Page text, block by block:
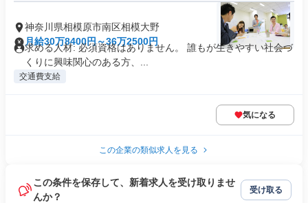
神奈川県相模原市南区相模大野
月給30万8400円～36万2500円
求める人材: 必須資格はありません。 誰もが生きやすい社会づ
くりに興味関心のある方、...
交通費支給
気になる
この企業の類似求人を見る
この条件を保存して、新着求人を受け取りませ
んか？
受け取る